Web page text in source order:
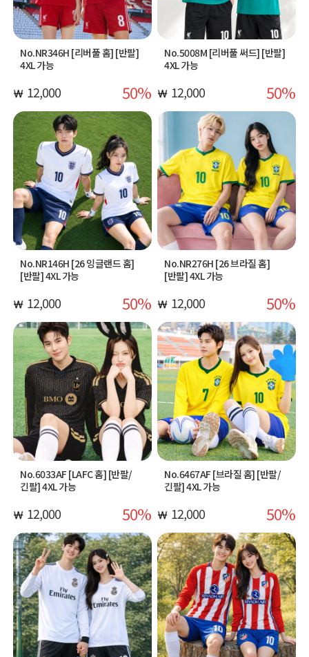
No.NR346H [리버풀 홈] [반팔]
4XL 가능
12,000 50
No.5008M [리버풀 써드] [반팔]
4XL 가능
12,000 50
No.NR146H [26 잉글랜드 홈]
[반팔] 4XL 가능
12,000 50
No.NR276H [26 브라질 홈]
[반팔] 4XL 가능
12,000 50
No.6033AF [LAFC 홈] [반팔/
긴팔] 4XL 가능
12,000 50
No.6467AF [브라질 홈] [반팔/
긴팔] 4XL 가능
12,000 50